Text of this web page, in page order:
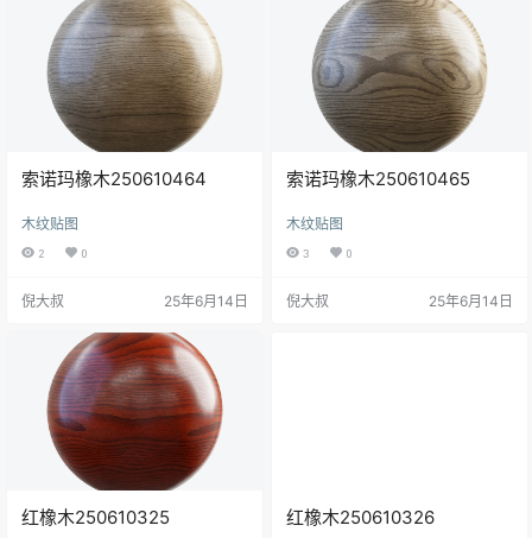
索诺玛橡木250610464
木纹贴图
2 0
倪大叔 25年6月14日
索诺玛橡木250610465
木纹贴图
3 0
倪大叔 25年6月14日
红橡木250610325 红橡木250610326